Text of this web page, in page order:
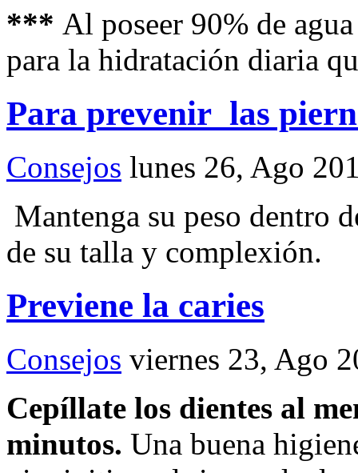
*** Al poseer 90% de
para la hidratación diaria
Para prevenir las
Consejos lunes 26, Ago
Mantenga su peso dentro
de su talla y complexión.
Previene la caries
Consejos viernes 23, Ago
Cepíllate los dientes al
minutos. Una buena